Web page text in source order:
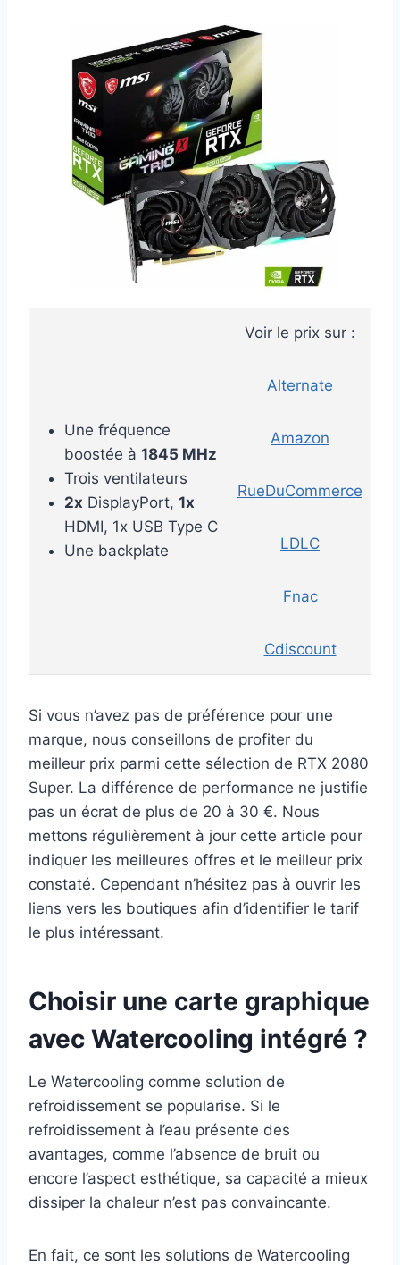
Une fréquence
boostée à 1845 MHz
Trois ventilateurs
2x DisplayPort, 1x
HDMI, 1x USB Type C
Une backplate
Voir le prix sur :
Alternate
Amazon
RueDuCommerce
LDLC
Fnac
Cdiscount
Si vous n’avez pas de préférence pour une
marque, nous conseillons de profiter du
meilleur prix parmi cette sélection de RTX 2080
Super. La différence de performance ne justifie
pas un écrat de plus de 20 à 30 €. Nous
mettons régulièrement à jour cette article pour
indiquer les meilleures offres et le meilleur prix
constaté. Cependant n’hésitez pas à ouvrir les
liens vers les boutiques afin d’identifier le tarif
le plus intéressant.
Choisir une carte graphique
avec Watercooling intégré ?
Le Watercooling comme solution de
refroidissement se popularise. Si le
refroidissement à l’eau présente des
avantages, comme l’absence de bruit ou
encore l’aspect esthétique, sa capacité a mieux
dissiper la chaleur n’est pas convaincante.
En fait, ce sont les solutions de Watercooling